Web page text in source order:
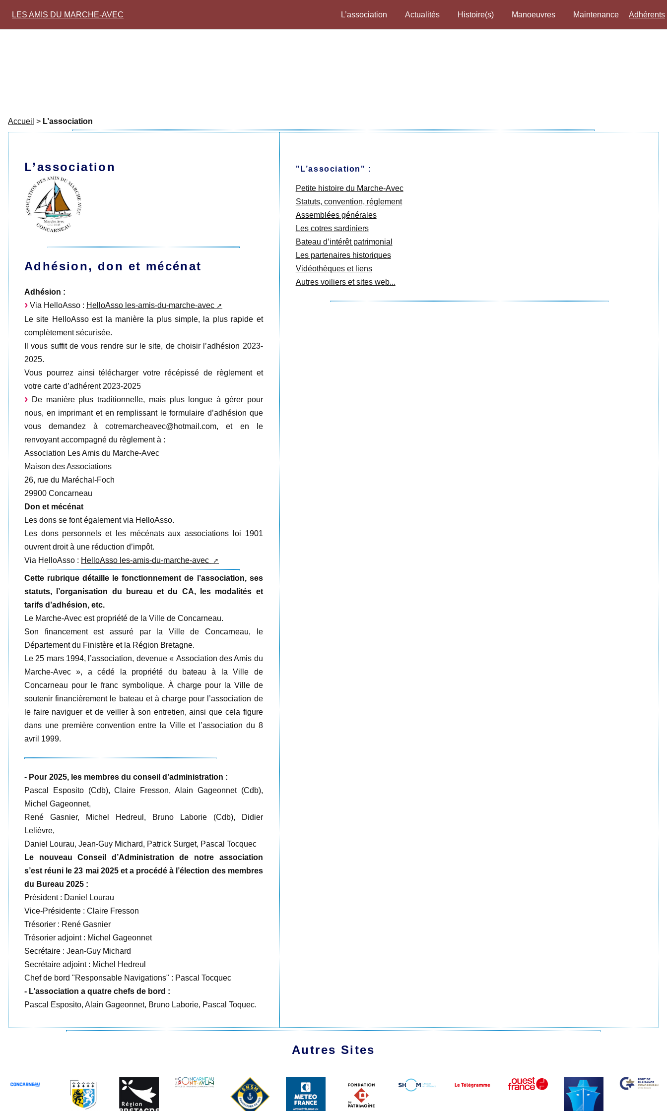
LES AMIS DU MARCHE-AVEC L’association Actualités Histoire(s) Manoeuvres Maintenance Adhérents
Accueil > L’association
L’association
Adhésion, don et mécénat
Adhésion :
Via HelloAsso : HelloAsso les-amis-du-marche-avec
Le site HelloAsso est la manière la plus simple, la plus rapide et
complètement sécurisée.
Il vous suffit de vous rendre sur le site, de choisir l’adhésion 2023-
2025.
Vous pourrez ainsi télécharger votre récépissé de règlement et
votre carte d’adhérent 2023-2025
De manière plus traditionnelle, mais plus longue à gérer pour
nous, en imprimant et en remplissant le formulaire d’adhésion que
vous demandez à cotremarcheavec@hotmail.com, et en le
renvoyant accompagné du règlement à :
Association Les Amis du Marche-Avec
Maison des Associations
26, rue du Maréchal-Foch
29900 Concarneau
Don et mécénat
Les dons se font également via HelloAsso.
Les dons personnels et les mécénats aux associations loi 1901
ouvrent droit à une réduction d’impôt.
Via HelloAsso : HelloAsso les-amis-du-marche-avec ​
Cette rubrique détaille le fonctionnement de l’association, ses
statuts, l’organisation du bureau et du CA, les modalités et
tarifs d’adhésion, etc.
Le Marche-Avec est propriété de la Ville de Concarneau.
Son financement est assuré par la Ville de Concarneau, le
Département du Finistère et la Région Bretagne.
Le 25 mars 1994, l’association, devenue « Association des Amis du
Marche-Avec », a cédé la propriété du bateau à la Ville de
Concarneau pour le franc symbolique. À charge pour la Ville de
soutenir financièrement le bateau et à charge pour l’association de
le faire naviguer et de veiller à son entretien, ainsi que cela figure
dans une première convention entre la Ville et l’association du 8
avril 1999.
- Pour 2025, les membres du conseil d’administration :
Pascal Esposito (Cdb), Claire Fresson, Alain Gageonnet (Cdb),
Michel Gageonnet,
René Gasnier, Michel Hedreul, Bruno Laborie (Cdb), Didier
Lelièvre,
Daniel Lourau, Jean-Guy Michard, Patrick Surget, Pascal Tocquec
Le nouveau Conseil d’Administration de notre association
s’est réuni le 23 mai 2025 et a procédé à l’élection des membres
du Bureau 2025 :
Président : Daniel Lourau
Vice-Présidente : Claire Fresson
Trésorier : René Gasnier
Trésorier adjoint : Michel Gageonnet
Secrétaire : Jean-Guy Michard
Secrétaire adjoint : Michel Hedreul
Chef de bord "Responsable Navigations" : Pascal Tocquec
- L’association a quatre chefs de bord :
Pascal Esposito, Alain Gageonnet, Bruno Laborie, Pascal Toquec.
"L’association" :
Petite histoire du Marche-Avec
Statuts, convention, réglement
Assemblées générales
Les cotres sardiniers
Bateau d’intérêt patrimonial
Les partenaires historiques
Vidéothèques et liens
Autres voiliers et sites web...
Autres Sites